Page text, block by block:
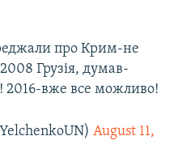
про Крим-не
Грузія, думав-
вже все можливо!
August 11,